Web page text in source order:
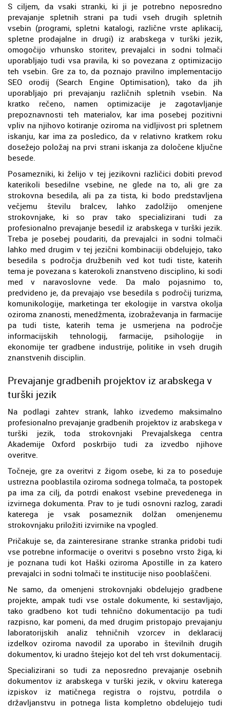
S ciljem, da vsaki stranki, ki ji je potrebno neposredno
prevajanje spletnih strani pa tudi vseh drugih spletnih
vsebin (programi, spletni katalogi, različne vrste aplikacij,
spletne prodajalne in drugi) iz arabskega v turški jezik,
omogočijo vrhunsko storitev, prevajalci in sodni tolmači
uporabljajo tudi vsa pravila, ki so povezana z optimizacijo
teh vsebin. Gre za to, da poznajo pravilno implementacijo
SEO orodij (Search Engine Optimisation), tako da jih
uporabljajo pri prevajanju različnih spletnih vsebin. Na
kratko rečeno, namen optimizacije je zagotavljanje
prepoznavnosti teh materialov, kar ima posebej pozitivni
vpliv na njihovo kotiranje oziroma na vidljivost pri spletnem
iskanju, kar ima za posledico, da v relativno kratkem roku
dosežejo položaj na prvi strani iskanja za določene ključne
besede.
Posamezniki, ki želijo v tej jezikovni različici dobiti prevod
katerikoli besedilne vsebine, ne glede na to, ali gre za
strokovna besedila, ali pa za tista, ki bodo predstavljena
večjemu številu bralcev, lahko zadolžijo omenjene
strokovnjake, ki so prav tako specializirani tudi za
profesionalno prevajanje besedil iz arabskega v turški jezik.
Treba je posebej poudariti, da prevajalci in sodni tolmači
lahko med drugim v tej jezični kombinaciji obdelujejo, tako
besedila s področja družbenih ved kot tudi tiste, katerih
tema je povezana s katerokoli znanstveno disciplino, ki sodi
med v naravoslovne vede. Da malo pojasnimo to,
predvideno je, da prevajajo vse besedila s področij turizma,
komunikologije, marketinga ter ekologije in varstva okolja
oziroma znanosti, menedžmenta, izobraževanja in farmacije
pa tudi tiste, katerih tema je usmerjena na področje
informacijskih tehnologij, farmacije, psihologije in
ekonomije ter gradbene industrije, politike in vseh drugih
znanstvenih disciplin.
Prevajanje gradbenih projektov iz arabskega v
turški jezik
Na podlagi zahtev strank, lahko izvedemo maksimalno
profesionalno prevajanje gradbenih projektov iz arabskega v
turški jezik, toda strokovnjaki Prevajalskega centra
Akademije Oxford poskrbijo tudi za izvedbo njihove
overitve.
Točneje, gre za overitvi z žigom osebe, ki za to poseduje
ustrezna pooblastila oziroma sodnega tolmača, ta postopek
pa ima za cilj, da potrdi enakost vsebine prevedenega in
izvirnega dokumenta. Prav to je tudi osnovni razlog, zaradi
katerega je vsak posameznik dolžan omenjenemu
strokovnjaku priložiti izvirnike na vpogled.
Pričakuje se, da zainteresirane stranke stranka pridobi tudi
vse potrebne informacije o overitvi s posebno vrsto žiga, ki
je poznana tudi kot Haški oziroma Apostille in za katero
prevajalci in sodni tolmači te institucije niso pooblaščeni.
Ne samo, da omenjeni strokovnjaki obdelujejo gradbene
projekte, ampak tudi vse ostale dokumente, ki sestavljajo,
tako gradbeno kot tudi tehnično dokumentacijo pa tudi
razpisno, kar pomeni, da med drugim pristopajo prevajanju
laboratorijskih analiz tehničnih vzorcev in deklaracij
izdelkov oziroma navodil za uporabo in številnih drugih
dokumentov, ki uradno štejejo kot del teh vrst dokumentacij.
Specializirani so tudi za neposredno prevajanje osebnih
dokumentov iz arabskega v turški jezik, v okviru katerega
izpiskov iz matičnega registra o rojstvu, potrdila o
državljanstvu in potnega lista kompletno obdelujejo tudi